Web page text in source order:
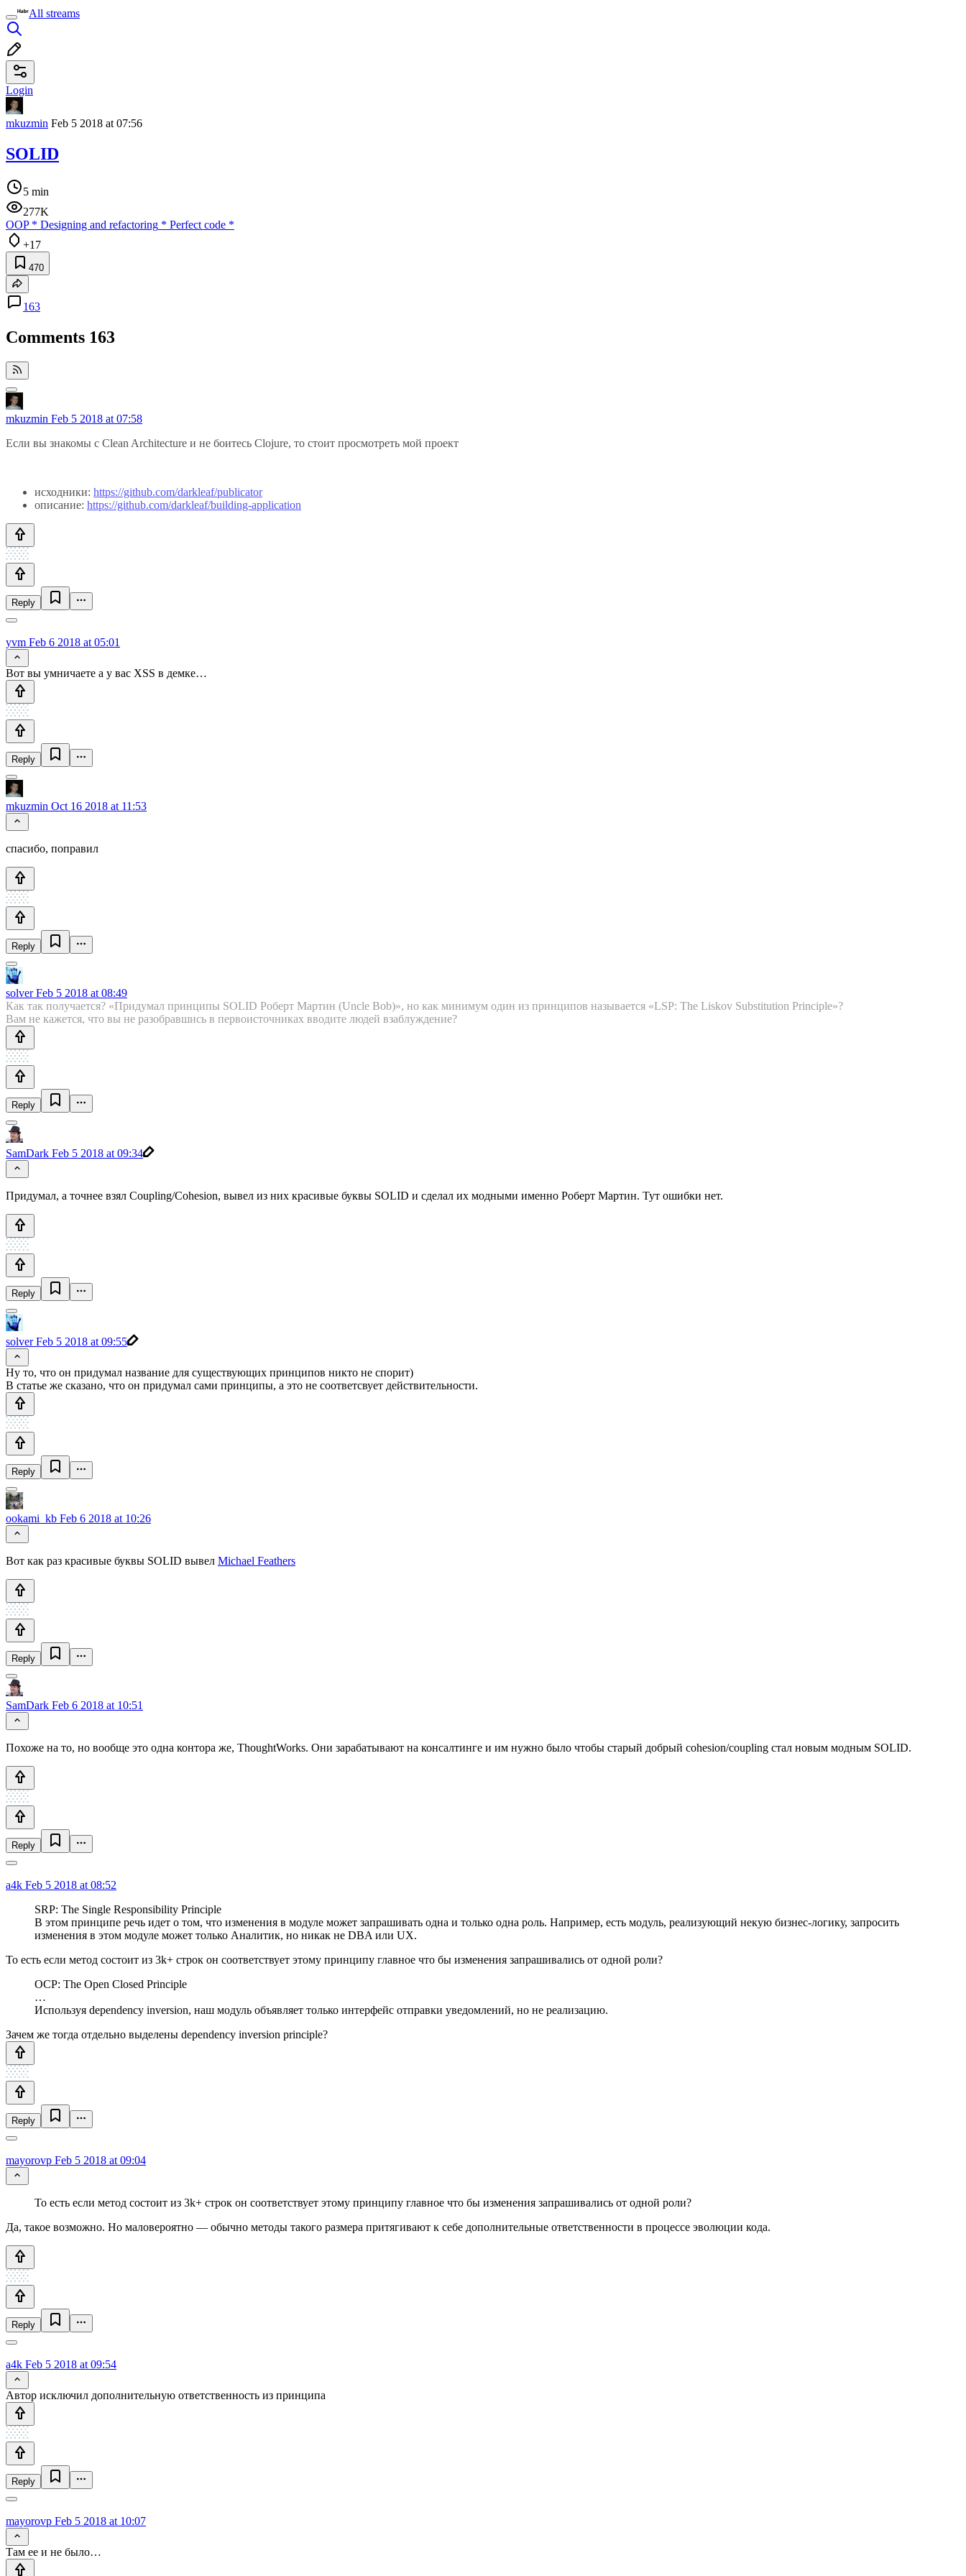
All streams
Login
mkuzmin Feb 5 2018 at 07:56
SOLID
5 min
277K
ООP* Designing and refactoring * Perfect code *
+17
470
163
Comments 163
mkuzmin Feb 5 2018 at 07:58
Если вы знакомы с Clean Architecture и не боитесь Clojure, то стоит просмотреть мой проект
исходники: https://github.com/darkleaf/publicator
описание: https://github.com/darkleaf/building-application
Reply
yvm Feb 6 2018 at 05:01
Вот вы умничаете а у вас XSS в демке…
Reply
mkuzmin Oct 16 2018 at 11:53
спасибо, поправил
Reply
solverFeb 5 2018 at 08:49
Как так получается? «Придумал принципы SOLID Роберт Мартин (Uncle Bob)», но как минимум один из принципов называется «LSP: The Liskov Substitution Principle»?
Вам не кажется, что вы не разобравшись в первоисточниках вводите людей взаблуждение?
Reply
SamDark Feb 5 2018 at 09:34
Придумал, а точнее взял Coupling/Cohesion, вывел из них красивые буквы SOLID и сделал их модными именно Роберт Мартин. Тут ошибки нет.
Reply
solverFeb 5 2018 at 09:55
Ну то, что он придумал название для существующих принципов никто не спорит)
В статье же сказано, что он придумал сами принципы, а это не соответсвует действительности.
Reply
ookami_kb Feb 6 2018 at 10:26
Вот как раз красивые буквы SOLID вывел Michael Feathers
Reply
SamDark Feb 6 2018 at 10:51
Похоже на то, но вообще это одна контора же, ThoughtWorks. Они зарабатывают на консалтинге и им нужно было чтобы старый добрый cohesion/coupling стал новым модным SOLID.
Reply
a4k Feb 5 2018 at 08:52
SRP: The Single Responsibility Principle
В этом принципе речь идет о том, что изменения в модуле может запрашивать одна и только одна роль. Например, есть модуль, реализующий некую бизнес-логику, запросить
изменения в этом модуле может только Аналитик, но никак не DBA или UX.
То есть если метод состоит из 3k+ строк он соответствует этому принципу главное что бы изменения запрашивались от одной роли?
OCP: The Open Closed Principle
…
Используя dependency inversion, наш модуль объявляет только интерфейс отправки уведомлений, но не реализацию.
Зачем же тогда отдельно выделены dependency inversion principle?
Reply
mayorovp Feb 5 2018 at 09:04
То есть если метод состоит из 3k+ строк он соответствует этому принципу главное что бы изменения запрашивались от одной роли?
Да, такое возможно. Но маловероятно — обычно методы такого размера притягивают к себе дополнительные ответственности в процессе эволюции кода.
Reply
a4k Feb 5 2018 at 09:54
Автор исключил дополнительную ответственность из принципа
Reply
mayorovp Feb 5 2018 at 10:07
Там ее и не было…